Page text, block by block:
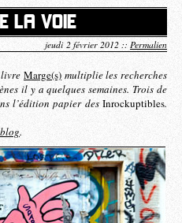
LA VOIE
jeudi 2 février 2012 ::Permalien
livre Marge(s) multiplie les recherches
il y a quelques semaines. Trois de
l’édition papier des Inrockuptibles.
.